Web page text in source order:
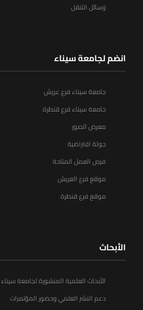
وسائل التنقل
انضم لجامعة سيناء
جامعة سيناء فرع عريش
جامعة سيناء فرع قنطرة
معرض الصور
جولة افتراضية
فرص العمل المتاحة
موقع فرع العريش
موقع فرع قنطرة
الأبحاث
الأبحاث العلمية المنشورة لجامعة سيناء
دعم النشر العلمي وحضور المؤتمرات